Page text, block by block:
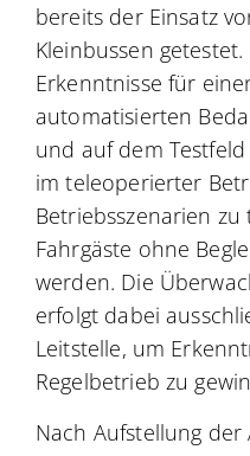
bereits der Einsatz
Kleinbussen
Erkenntnisse für
automatisierten
und auf dem Testfeld
im teleoperierter
Betriebsszenarien
Fahrgäste ohne
werden. Die
erfolgt dabei
Leitstelle, um
Regelbetrieb zu
Nach Aufstellung